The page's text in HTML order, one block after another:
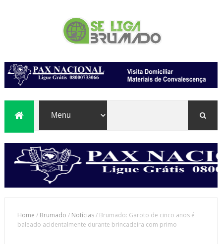
Home / Brumado / Notícias/ Brumado: Garoto de cinco anos é
baleado acidentalmente durante brincadeira com primo